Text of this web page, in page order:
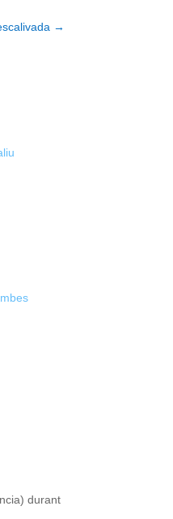
→
durant